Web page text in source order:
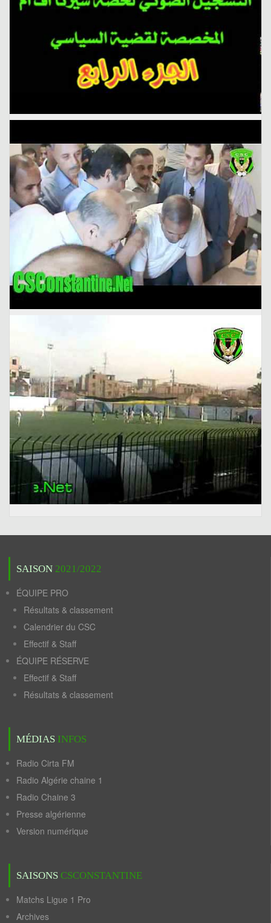
SAISON 2021/2022
ÉQUIPE PRO
Résultats & classement
Calendrier du CSC
Effectif & Staff
ÉQUIPE RÉSERVE
Effectif & Staff
Résultats & classement
MÉDIAS INFOS
Radio Cirta FM
Radio Algérie chaine 1
Radio Chaine 3
Presse algérienne
Version numérique
SAISONS CSCONSTANTINE
Matchs Ligue 1 Pro
Archives